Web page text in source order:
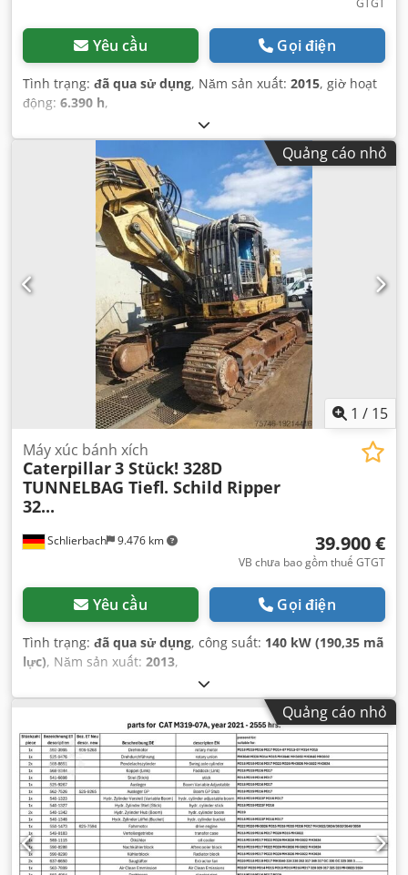
GTGT
Yêu cầu Gọi điện
Tình trạng: đã qua sử dụng, Năm sản xuất: 2015, giờ hoạt
động: 6.390 h,
Quảng cáo nhỏ
1 / 15
Schlierbach 9.476 km
Máy xúc bánh xích
Caterpillar3 Stück! 328D
TUNNELBAG Tiefl. Schild Ripper
32...
39.900 €
VB chưa bao gồm thuế GTGT
Yêu cầu Gọi điện
Tình trạng: đã qua sử dụng, công suất: 140 kW (190,35 mã
lực), Năm sản xuất: 2013,
Quảng cáo nhỏ